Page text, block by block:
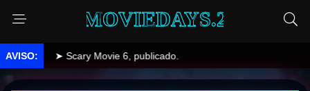
MOVIEDAYS.2
➤ Scary Movie 6, publicado.